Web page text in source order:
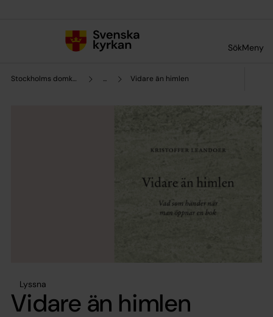
SökMeny
Stockholms domkyrkoförsamling ... Vidare än himlen
Lyssna
Vidare än himlen